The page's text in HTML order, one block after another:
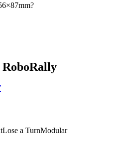
RoboRally
Lose a TurnModular